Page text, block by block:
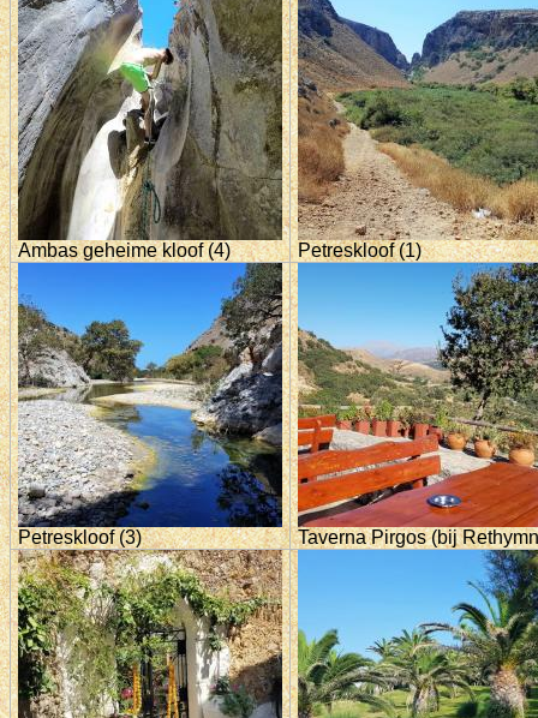
Ambas geheime kloof (4) Petreskloof (1)
Petreskloof (3) Taverna Pirgos (bij